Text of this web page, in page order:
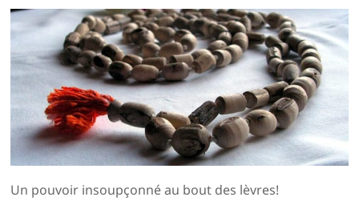
Un pouvoir insoupçonné au bout des lèvres!